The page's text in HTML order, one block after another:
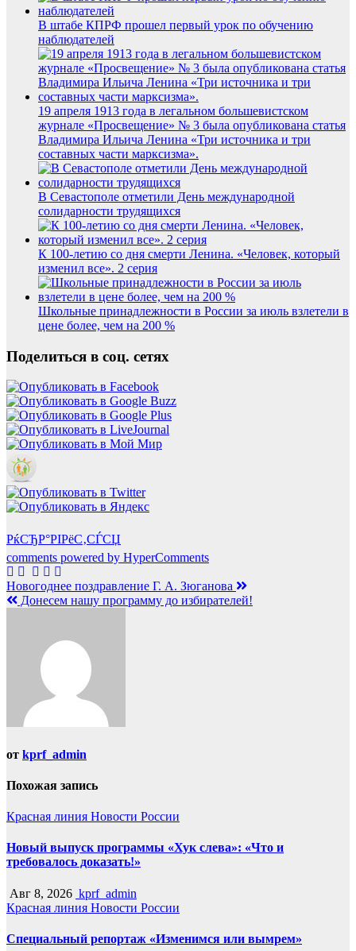
В штабе КПРФ прошел первый урок по обучению
наблюдателей
19 апреля 1913 года в легальном большевистском
журнале «Просвещение» № 3 была опубликована статья
Владимира Ильича Ленина «Три источника и три
составных части марксизма».
В Севастополе отметили День международной
солидарности трудящихся
К 100-летию со дня смерти Ленина. «Человек, который
изменил все». 2 серия
Школьные принадлежности в России за июль взлетели в
цене более, чем на 200 %
Поделиться в соц. сетях
РќСЂР°РІРёС‚СЃСЏ
comments powered by HyperComments
Навигация
по
Новогоднее поздравление Г. А. Зюганова
Донесем нашу программу до избирателей!
от kprf_admin
Похожая запись
Красная линия Новости России
Новый выпуск программы «Хук слева»: «Что и
требовалось доказать!»
Авг 8, 2026 kprf_admin
Красная линия Новости России
Специальный репортаж «Изменимся или вымрем»